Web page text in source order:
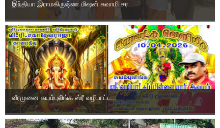
இந்தியா இராமகிருஷ்ண மிஷன் சுவாமி சர...
வீரமுனை சுயம்புலிங்க ஸ்ரீ வழிபாட்ட...